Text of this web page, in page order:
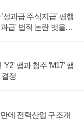
성과급 주식지급' 평행
급' 법적 논란 벗을지
팹과 청주 'M17' 팹
정
에 전력산업 구조개